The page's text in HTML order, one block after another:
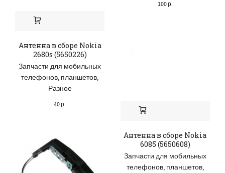
100р.
Антенна в сборе Nokia
2680s (5650226)
Запчасти для мобильных
телефонов, планшетов,
Разное
40р.
Антенна в сборе Nokia
6085 (5650608)
Запчасти для мобильных
телефонов, планшетов,